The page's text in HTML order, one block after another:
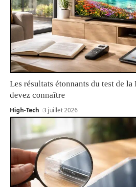
Les résultats étonnants du test de la
devez connaître
High-Tech 3 juillet 2026